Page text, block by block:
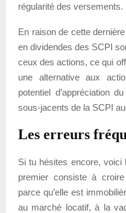
régularité des versements.
En raison de cette
en dividendes des SCPI
ceux des actions, ce qui
une alternative aux
potentiel d’appréciation
sous-jacents de la SCPI
Les erreurs
Si tu hésites encore,
premier consiste à
parce qu’elle est
au marché locatif, à la